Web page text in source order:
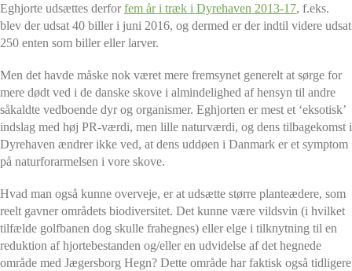
Eghjorte udsættes derforfem år i træk i Dyrehaven 2013-17, f.eks.
blev der udsat 40 biller i juni 2016, og dermed er der indtil videre udsat
250 enten som biller eller larver.
Men det havde måske nok været mere fremsynet generelt at sørge for
mere dødt ved i de danske skove i almindelighed af hensyn til andre
såkaldte vedboende dyr og organismer. Eghjorten er mest et ‘eksotisk’
indslag med høj PR-værdi, men lille naturværdi, og dens tilbagekomst i
Dyrehaven ændrer ikke ved, at dens uddøen i Danmark er et symptom
på naturforarmelsen i vore skove.
Hvad man også kunne overveje, er at udsætte større planteædere, som
reelt gavner områdets biodiversitet. Det kunne være vildsvin (i hvilket
tilfælde golfbanen dog skulle frahegnes) eller elge i tilknytning til en
reduktion af hjortebestanden og/eller en udvidelse af det hegnede
område med Jægersborg Hegn? Dette område har faktisk også tidligere